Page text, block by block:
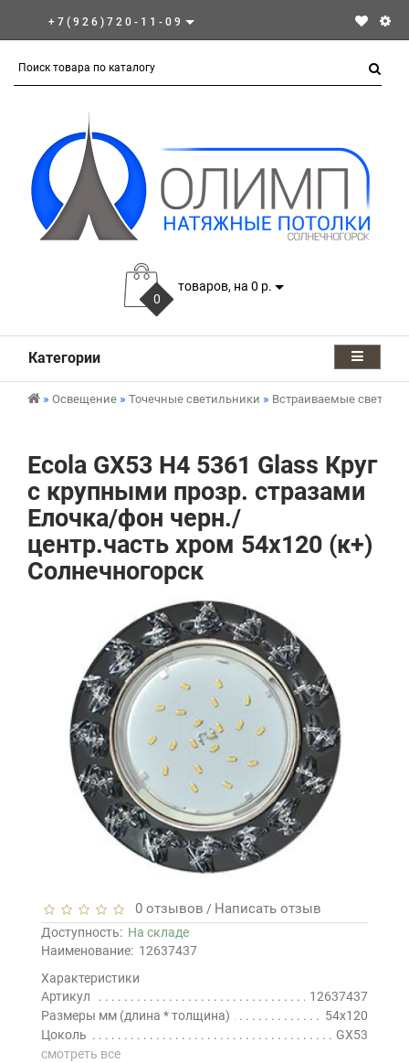
+7(926)720-11-09
0
товаров, на 0 р.
Категории
Освещение Точечные светильники Встраиваемые
Ecola GX53 H4 5361 Glass Круг
с крупными прозр. стразами
Елочка/фон черн./
центр.часть хром 54x120 (к+)
Солнечногорск
0 отзывов / Написать отзыв
Доступность: На складе
Наименование: 12637437
Характеристики
Артикул
12637437
Размеры мм (длина * толщина)
54x120
Цоколь
GX53
смотреть все